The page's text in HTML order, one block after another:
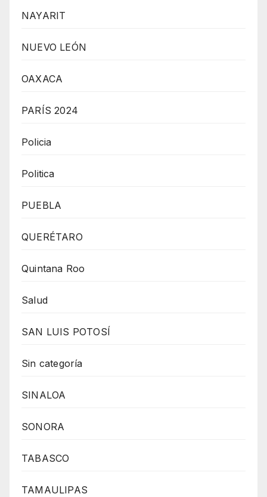
NAYARIT
NUEVO LEÓN
OAXACA
PARÍS 2024
Policia
Politica
PUEBLA
QUERÉTARO
Quintana Roo
Salud
SAN LUIS POTOSÍ
Sin categoría
SINALOA
SONORA
TABASCO
TAMAULIPAS